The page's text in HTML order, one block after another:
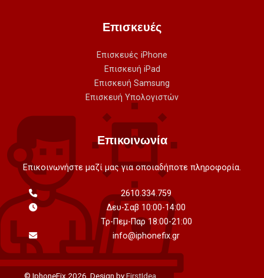
Επισκευές
Επισκευές iPhone
Επισκευή iPad
Επισκευή Samsung
Επισκευή Υπολογιστών
Επικοινωνία
Επικοινωνήστε μαζί μας για οποιαδήποτε πληροφορία.
2610.334.759
Δευ-Σαβ 10:00-14:00
Τρ-Πεμ-Παρ 18:00-21:00
info@iphonefix.gr
© IphoneFix 2026. Design byFirstIdea